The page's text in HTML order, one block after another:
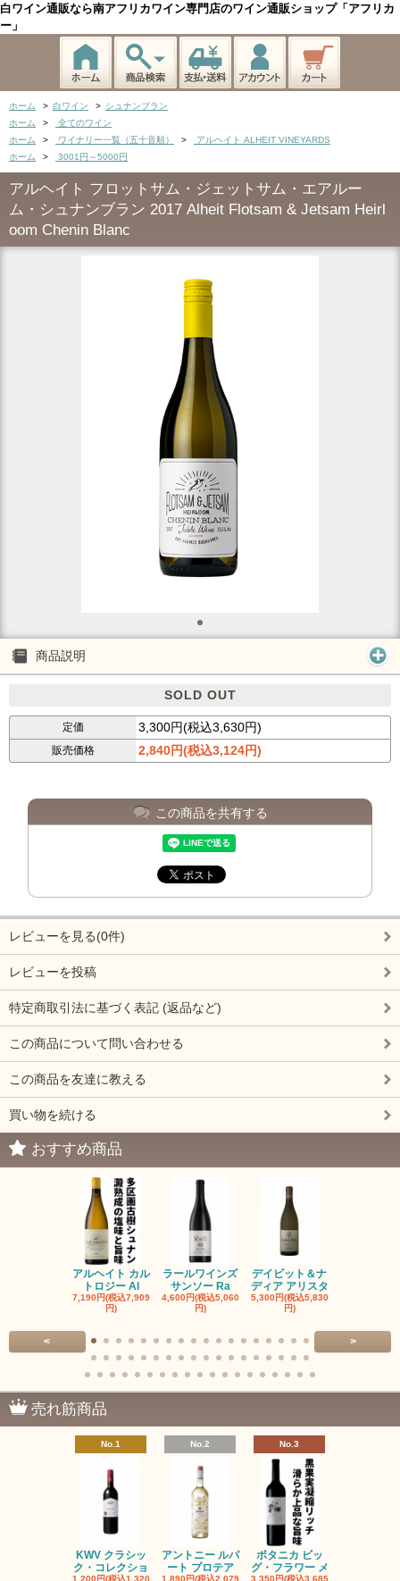
白ワイン通販なら南アフリカワイン専門店のワイン通販ショップ「アフリカ
ー」
ホーム > 白ワイン > シュナンブラン
ホーム
>
全てのワイン
ホーム
> ワイナリー一覧（五十音順） >
アルヘイト ALHEIT VINEYARDS
ホーム
> 3001円～5000円
アルヘイト フロットサム・ジェットサム・エアルー
ム・シュナンブラン 2017 Alheit Flotsam & Jetsam Heirl
oom Chenin Blanc
商品説明
SOLD OUT
定価 3,300円(税込3,630円)
販売価格 2,840円(税込3,124円)
この商品を共有する
レビューを見る(0件)
レビューを投稿
特定商取引法に基づく表記 (返品など)
この商品について問い合わせる
この商品を友達に教える
買い物を続ける
おすすめ商品
アルヘイト カル
トロジー Al
7,190円(税込7,909
円)
ラールワインズ
サンソー Ra
4,600円(税込5,060
円)
デイビット＆ナ
ディア アリスタ
5,300円(税込5,830
円)
< >
売れ筋商品
No.1
KWV クラシッ
ク・コレクショ
1,200円(税込1,320
No.2
アントニー ルパ
ート プロテア
1,890円(税込2,079
No.3
ボタニカ ビッ
グ・フラワー メ
3,350円(税込3,685